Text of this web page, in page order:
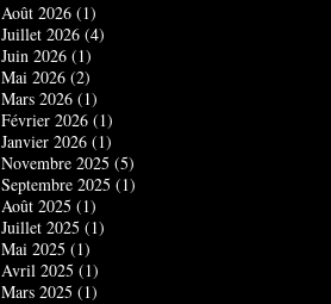
Août 2026 (1)
Juillet 2026 (4)
Juin 2026 (1)
Mai 2026 (2)
Mars 2026 (1)
Février 2026 (1)
Janvier 2026 (1)
Novembre 2025 (5)
Septembre 2025 (1)
Août 2025 (1)
Juillet 2025 (1)
Mai 2025 (1)
Avril 2025 (1)
Mars 2025 (1)